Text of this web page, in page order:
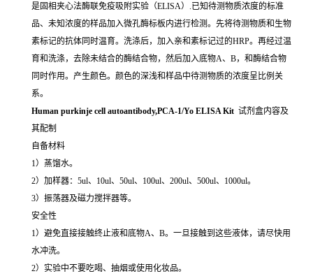
是固相夹心法酶联免疫吸附实验（ELISA）.已知待测物质浓度的标准
品、未知浓度的样品加入微孔酶标板内进行检测。先将待测物质和生物
素标记的抗体同时温育。洗涤后，加入亲和素标记过的HRP。再经过温
育和洗涤，去除未结合的酶结合物，然后加入底物A、B，和酶结合物
同时作用。产生颜色。颜色的深浅和样品中待测物质的浓度呈比例关
系。
Human purkinje cell autoantibody,PCA-1/Yo ELISA Kit 试剂盒内容及
其配制
自备材料
1）蒸馏水。
2）加样器：5ul、10ul、50ul、100ul、200ul、500ul、1000ul。
3）振荡器及磁力搅拌器等。
安全性
1）避免直接接触终止液和底物A、B。一旦接触到这些液体，请尽快用
水冲洗。
2）实验中不要吃喝、抽烟或使用化妆品。